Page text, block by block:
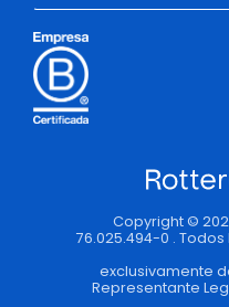
Copyright ©
76.025.494-0 .
exclusivamente
Representante